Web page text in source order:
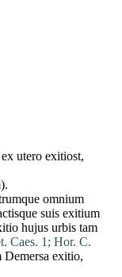
ex utero exitiost,
).
omnium
suis exitium
hujus urbis tam
Caes. 1; Hor. C.
Demersa exitio,